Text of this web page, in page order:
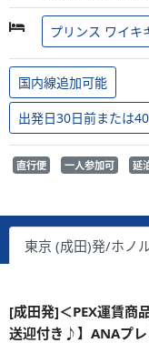
プリンス ワイキ
国内線追加可能
出発日30日前または
直行便 一人参加可 延
東京 (成田)発/ホノ
[成田発]＜PEX運賃商
送迎付き♪】ANAプレ